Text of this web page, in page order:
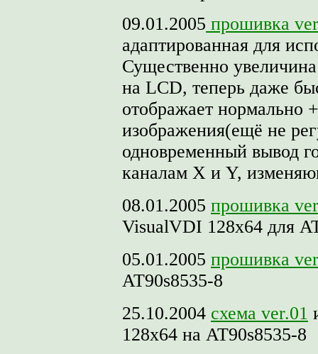
09.01.2005 прошивка
адаптированная для
Существенно
на LCD, теперь даже
отображает нормально
изображения(ещё не
одновременный вывод
каналам X и Y,
08.01.2005 прошивка
VisualVDI 128х64 для
05.01.2005 прошивка
AT90s8535-8
25.10.2004 схема ver.01
128х64 на AT90s8535-8